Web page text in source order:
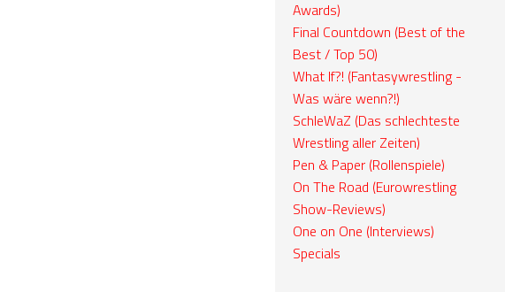
Awards)
Final Countdown (Best of the
Best / Top 50)
What If?! (Fantasywrestling -
Was wäre wenn?!)
SchleWaZ (Das schlechteste
Wrestling aller Zeiten)
Pen & Paper (Rollenspiele)
On The Road (Eurowrestling
Show-Reviews)
One on One (Interviews)
Specials